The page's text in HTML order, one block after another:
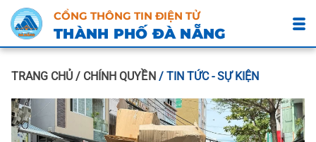
CỔNG THÔNG TIN ĐIỆN TỬ
THÀNH PHỐ ĐÀ NẴNG
TRANG CHỦ / CHÍNH QUYỀN / TIN TỨC - SỰ KIỆN